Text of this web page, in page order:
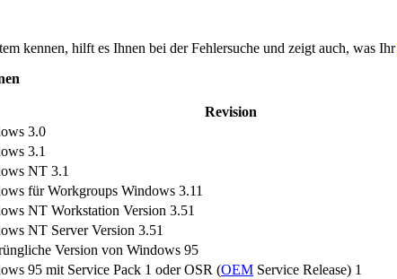
kennen, hilft es Ihnen bei der Fehlersuche und zeigt auch, was Ihr
Revision
3.0
3.1
NT 3.1
für Workgroups Windows 3.11
NT Workstation Version 3.51
NT Server Version 3.51
Version von Windows 95
95 mit Service Pack 1 oder OSR (OEM Service Release) 1